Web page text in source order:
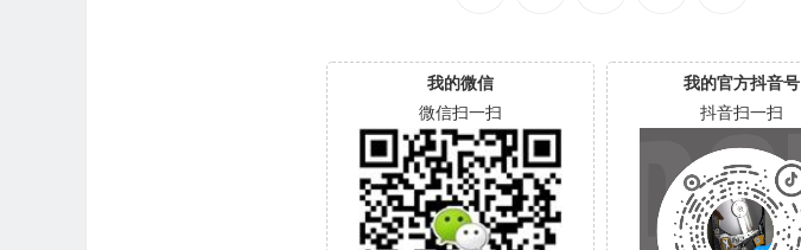
我的微信
微信扫一扫
我的官方抖音号
抖音扫一扫